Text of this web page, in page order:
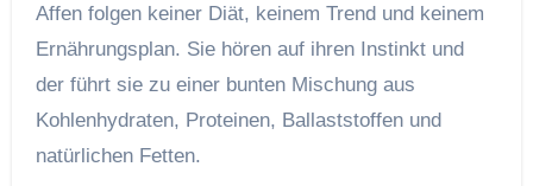
Affen folgen keiner Diät, keinem Trend und keinem
Ernährungsplan. Sie hören auf ihren Instinkt und
der führt sie zu einer bunten Mischung aus
Kohlenhydraten, Proteinen, Ballaststoffen und
natürlichen Fetten.